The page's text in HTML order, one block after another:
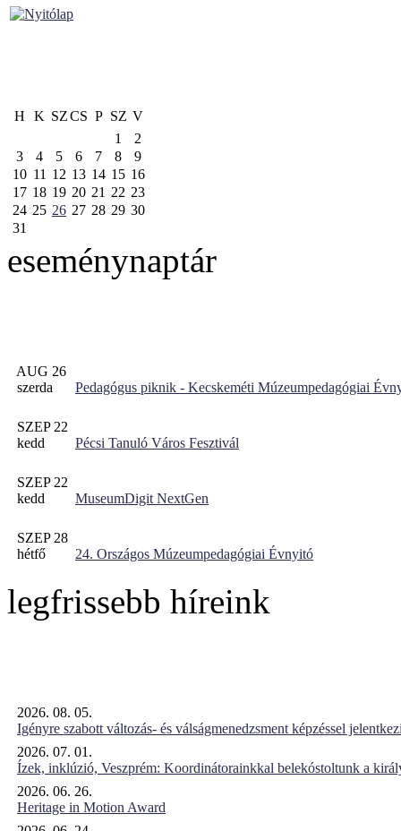
H K SZCS P SZ V
1
2
3
4 5 6 7 8
9
10 11 12 13 14 15 16
17 18 19 20 21 22 23
24 25 26 27 28 29 30
31
eseménynaptár
AUG 26
szerda
Pedagógus piknik - Kecskeméti Múzeumpedagógiai
SZEP 22
kedd
Pécsi Tanuló Város Fesztivál
SZEP 22
kedd
MuseumDigit NextGen
SZEP 28
hétfő
24. Országos Múzeumpedagógiai Évnyitó
legfrissebb híreink
2026. 08. 05.
Igényre szabott változás- és válságmenedzsment képzéssel
2026. 07. 01.
Ízek, inklúzió, Veszprém: Koordinátorainkkal belekóstoltunk a
2026. 06. 26.
Heritage in Motion Award